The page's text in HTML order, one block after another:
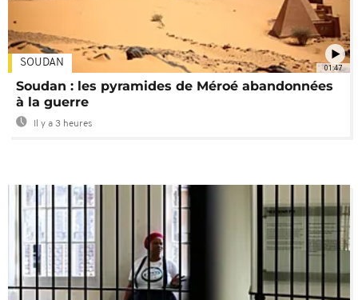
01:47
SOUDAN
Soudan : les pyramides de Méroé abandonnées
à la guerre
Il y a 3 heures